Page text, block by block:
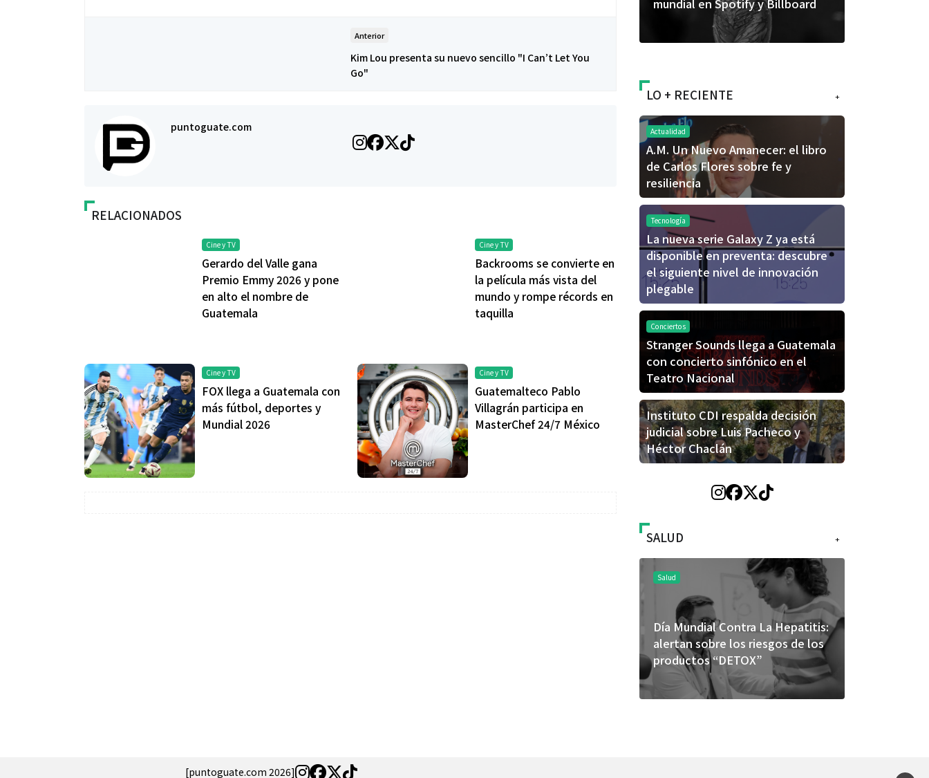
Anterior
Kim Lou presenta su nuevo sencillo "I Can’t Let You
Go"
puntoguate.com
RELACIONADOS
Cine y TV
Gerardo del Valle gana
Premio Emmy 2026 y pone
en alto el nombre de
Guatemala
Cine y TV
Backrooms se convierte en
la película más vista del
mundo y rompe récords en
taquilla
Cine y TV
FOX llega a Guatemala con
más fútbol, deportes y
Mundial 2026
Cine y TV
Guatemalteco Pablo
Villagrán participa en
MasterChef 24/7 México
mundial en Spotify y Billboard
+
LO + RECIENTE
Actualidad
A.M. Un Nuevo Amanecer: el libro
de Carlos Flores sobre fe y
resiliencia
Tecnología
La nueva serie Galaxy Z ya está
disponible en preventa: descubre
el siguiente nivel de innovación
plegable
Conciertos
Stranger Sounds llega a Guatemala
con concierto sinfónico en el
Teatro Nacional
Instituto CDI respalda decisión
judicial sobre Luis Pacheco y
Héctor Chaclán
+
SALUD
Salud
Día Mundial Contra La Hepatitis:
alertan sobre los riesgos de los
productos “DETOX”
[puntoguate.com 2026]